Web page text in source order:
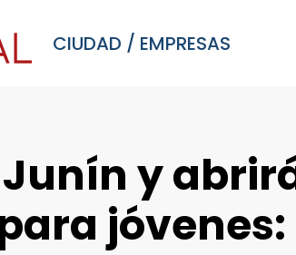
CIUDAD / EMPRESAS
y
jóvenes: